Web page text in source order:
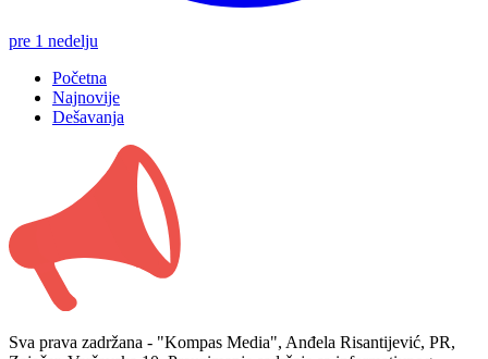
pre 1 nedelju
Početna
Najnovije
Dešavanja
Sva prava zadržana - "Kompas Media", Anđela Risantijević, PR,